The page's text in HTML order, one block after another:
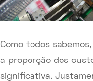
Como todos
a proporção dos
significativa.